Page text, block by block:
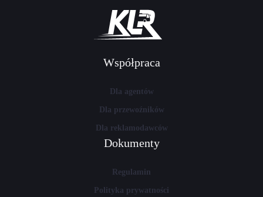
Współpraca
Dla agentów
Dla przewoźników
Dla reklamodawców
Dokumenty
Regulamin
Polityka prywatności